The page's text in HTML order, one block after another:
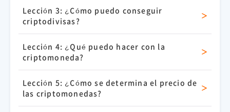
Lección 3: ¿Cómo puedo conseguir
criptodivisas?
Lección 4: ¿Qué puedo hacer con la
criptomoneda?
Lección 5: ¿Cómo se determina el precio de
las criptomonedas?